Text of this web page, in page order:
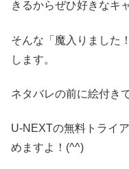
きるからぜひ好きなキ
そんな「魔入りました
します。
ネタバレの前に絵付き
U-NEXTの無料トライ
めますよ！(^^)